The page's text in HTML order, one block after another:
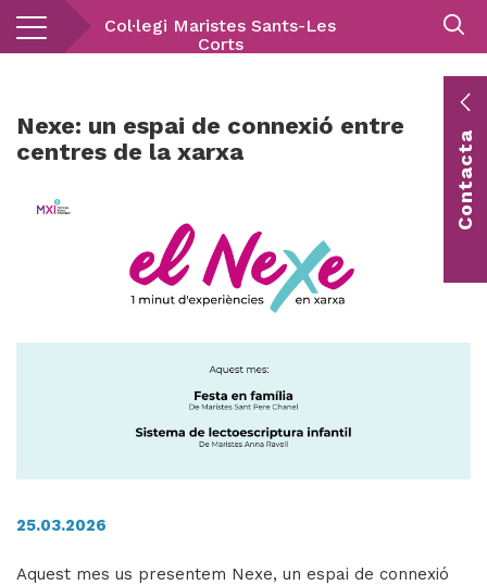
Vés
Col·legi Maristes Sants-Les
Corts
Nexe: un espai de connexió entre
centres de la xarxa
25.03.2026
Aquest mes us presentem Nexe, un espai de connexió
Contacta